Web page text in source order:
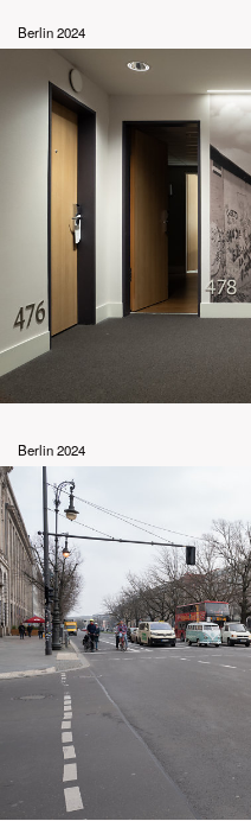
Berlin 2024
Berlin 2024